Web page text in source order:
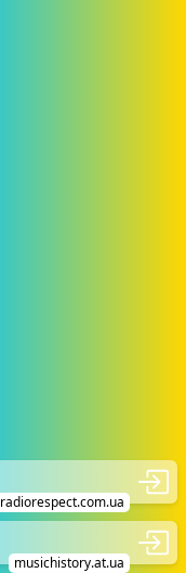
radiorespect.com.ua
musichistory.at.ua